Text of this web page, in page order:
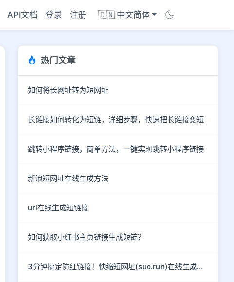
API文档 登录 注册 🇨🇳 中文简体
热门文章
如何将长网址转为短网址
长链接如何转化为短链，详细步骤，快速把长链接变短
跳转小程序链接，简单方法，一键实现跳转小程序链接
新浪短网址在线生成方法
url在线生成短链接
如何获取小红书主页链接生成短链？
3分钟搞定防红链接！快缩短网址(suo.run)在线生成指南